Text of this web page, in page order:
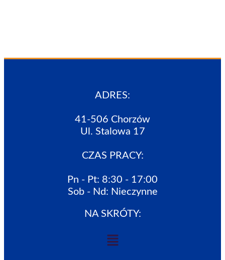
ADRES:
41-506 Chorzów
Ul. Stalowa 17
CZAS PRACY:
Pn - Pt: 8:30 - 17:00
Sob - Nd: Nieczynne
NA SKRÓTY: